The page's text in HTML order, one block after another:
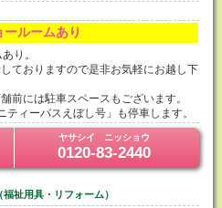
ールームあり
り。
ておりますので是非お気軽にお越し下
前には駐車スペースもございます。
ィーバスえぼし号」も停車します。
ヤサシイ ニッショウ
0120-83-2440
（福祉用具・リフォーム）